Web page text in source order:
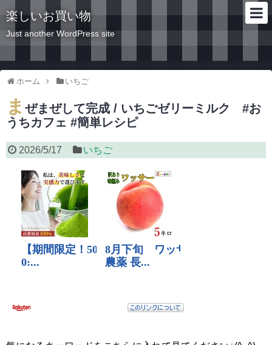
楽しいお買い物
Just another WordPress site
ホーム いちご
ま ぜまぜして完成 / いちごゼリーミルク #お
うちカフェ #簡単レシピ
2026/5/17 いちご